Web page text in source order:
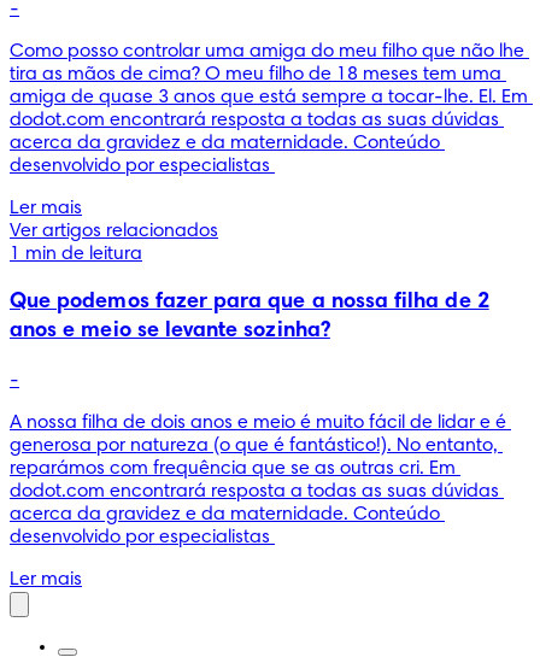
-
Como posso controlar uma amiga do meu filho que não lhe
tira as mãos de cima? O meu filho de 18 meses tem uma
amiga de quase 3 anos que está sempre a tocar-lhe. El. Em
dodot.com encontrará resposta a todas as suas dúvidas
acerca da gravidez e da maternidade. Conteúdo
desenvolvido por especialistas
Ler mais
Ver artigos relacionados
1 min de leitura
Que podemos fazer para que a nossa filha de 2
anos e meio se levante sozinha?
-
A nossa filha de dois anos e meio é muito fácil de lidar e é
generosa por natureza (o que é fantástico!). No entanto,
reparámos com frequência que se as outras cri. Em
dodot.com encontrará resposta a todas as suas dúvidas
acerca da gravidez e da maternidade. Conteúdo
desenvolvido por especialistas
Ler mais